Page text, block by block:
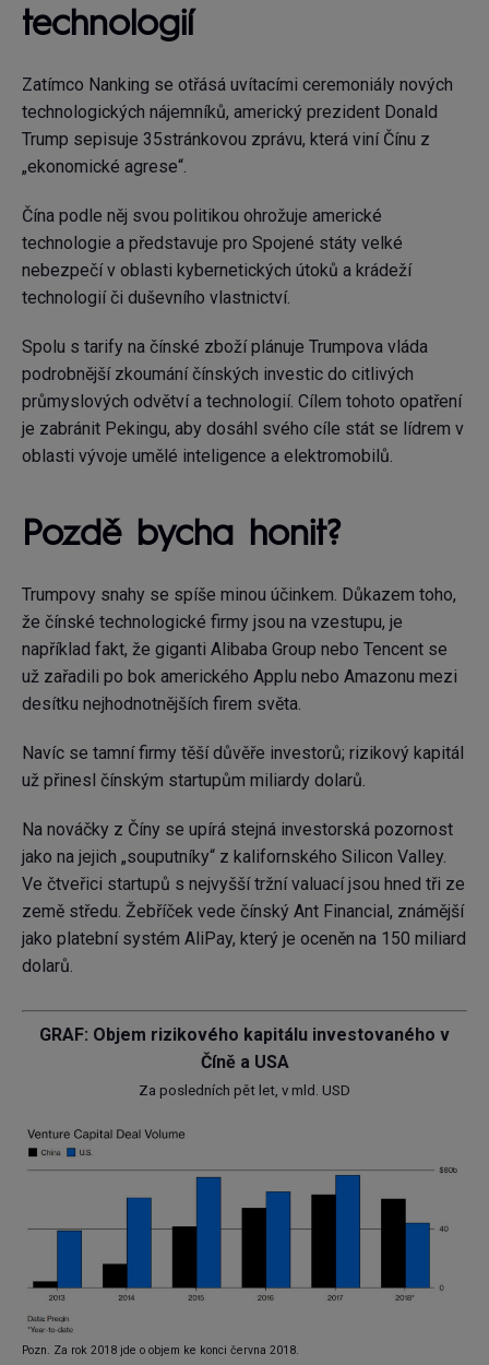
technologií
Zatímco Nanking se otřásá uvítacími ceremoniály nových
technologických nájemníků, americký prezident Donald
Trump sepisuje 35stránkovou zprávu, která viní Čínu z
„ekonomické agrese“.
Čína podle něj svou politikou ohrožuje americké
technologie a představuje pro Spojené státy velké
nebezpečí v oblasti kybernetických útoků a krádeží
technologií či duševního vlastnictví.
Spolu s tarify na čínské zboží plánuje Trumpova vláda
podrobnější zkoumání čínských investic do citlivých
průmyslových odvětví a technologií. Cílem tohoto opatření
je zabránit Pekingu, aby dosáhl svého cíle stát se lídrem v
oblasti vývoje umělé inteligence a elektromobilů.
Pozdě bycha honit?
Trumpovy snahy se spíše minou účinkem. Důkazem toho,
že čínské technologické firmy jsou na vzestupu, je
například fakt, že giganti Alibaba Group nebo Tencent se
už zařadili po bok amerického Applu nebo Amazonu mezi
desítku nejhodnotnějších firem světa.
Navíc se tamní firmy těší důvěře investorů; rizikový kapitál
už přinesl čínským startupům miliardy dolarů.
Na nováčky z Číny se upírá stejná investorská pozornost
jako na jejich „souputníky“ z kalifornského Silicon Valley.
Ve čtveřici startupů s nejvyšší tržní valuací jsou hned tři ze
země středu. Žebříček vede čínský Ant Financial, známější
jako platební systém AliPay, který je oceněn na 150 miliard
dolarů.
GRAF: Objem rizikového kapitálu investovaného v
Číně a USA
Za posledních pět let, v mld. USD
Pozn. Za rok 2018 jde o objem ke konci června 2018.